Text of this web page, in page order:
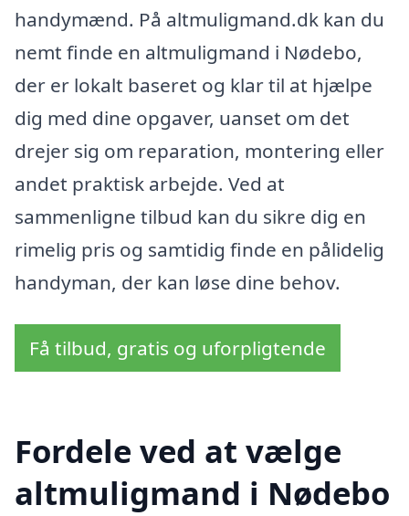
handymænd. På altmuligmand.dk kan du
nemt finde en altmuligmand i Nødebo,
der er lokalt baseret og klar til at hjælpe
dig med dine opgaver, uanset om det
drejer sig om reparation, montering eller
andet praktisk arbejde. Ved at
sammenligne tilbud kan du sikre dig en
rimelig pris og samtidig finde en pålidelig
handyman, der kan løse dine behov.
Få tilbud, gratis og uforpligtende
Fordele ved at vælge
altmuligmand i Nødebo